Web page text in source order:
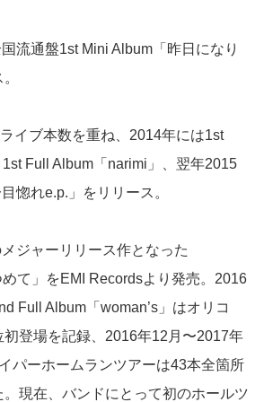
流通盤1st Mini Album「昨日になり
イブ本数を重ね、2014年には1st
Full Album「narimi」、翌年2015
惚れe.p.」をリリース。
ジャーリリース作となった
て」をEMI Recordsより発売。2016
Full Album「woman’s」はオリコ
初登場を記録、2016年12月〜2017年
パーホームランツアーは43本全箇所
現在、バンドにとって初のホールツ